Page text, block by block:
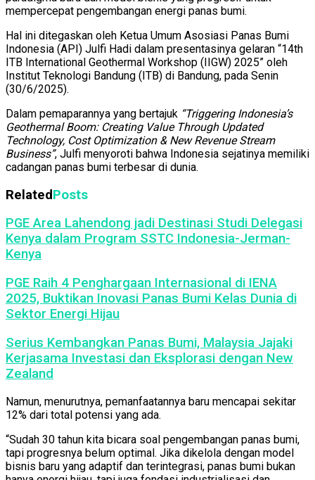
mempercepat pengembangan energi panas bumi.
Hal ini ditegaskan oleh Ketua Umum Asosiasi Panas Bumi
Indonesia (API) Julfi Hadi dalam presentasinya gelaran “14th
ITB International Geothermal Workshop (IIGW) 2025” oleh
Institut Teknologi Bandung (ITB) di Bandung, pada Senin
(30/6/2025).
Dalam pemaparannya yang bertajuk “Triggering Indonesia’s
Geothermal Boom: Creating Value Through Updated
Technology, Cost Optimization & New Revenue Stream
Business”, Julfi menyoroti bahwa Indonesia sejatinya memiliki
cadangan panas bumi terbesar di dunia.
RelatedPosts
PGE Area Lahendong jadi Destinasi Studi Delegasi
Kenya dalam Program SSTC Indonesia-Jerman-
Kenya
PGE Raih 4 Penghargaan Internasional di IENA
2025, Buktikan Inovasi Panas Bumi Kelas Dunia di
Sektor Energi Hijau
Serius Kembangkan Panas Bumi, Malaysia Jajaki
Kerjasama Investasi dan Eksplorasi dengan New
Zealand
Namun, menurutnya, pemanfaatannya baru mencapai sekitar
12% dari total potensi yang ada.
“Sudah 30 tahun kita bicara soal pengembangan panas bumi,
tapi progresnya belum optimal. Jika dikelola dengan model
bisnis baru yang adaptif dan terintegrasi, panas bumi bukan